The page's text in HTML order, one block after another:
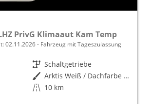
PrivG Klimaaut Kam Temp
02.11.2026 Fahrzeug mit Tageszulassung
Getriebe Schaltgetriebe
Außenfarbe
Arktis Weiß / Dachfarbe schwarz
Kilometerstand 10 km